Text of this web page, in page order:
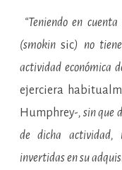
“Teniendo en
(smokinsic) no
actividad económica
ejerciera
Humphrey-, sin que
de dicha actividad,
invertidas en su